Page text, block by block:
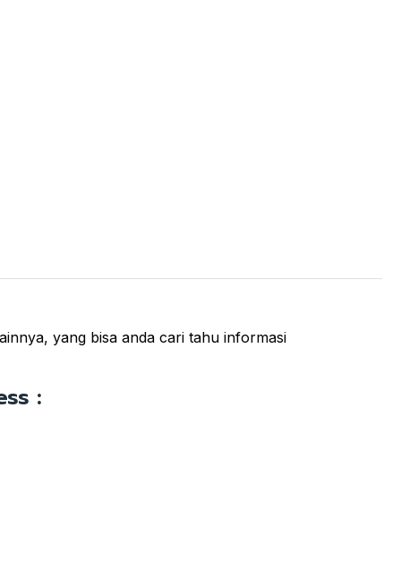
yang bisa anda cari tahu informasi
: